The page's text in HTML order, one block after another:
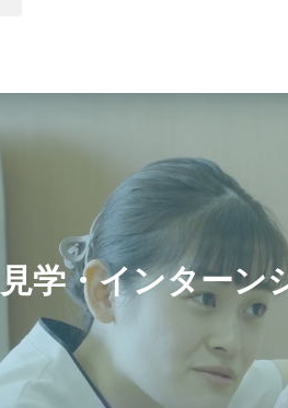
見学・インターン